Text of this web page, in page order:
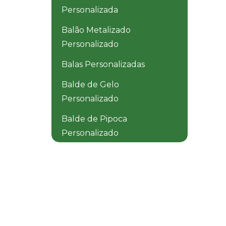
Personalizada
Balão Metalizado
Personalizado
Balas Personalizadas
Balde de Gelo
Personalizado
Balde de Pipoca
Personalizado